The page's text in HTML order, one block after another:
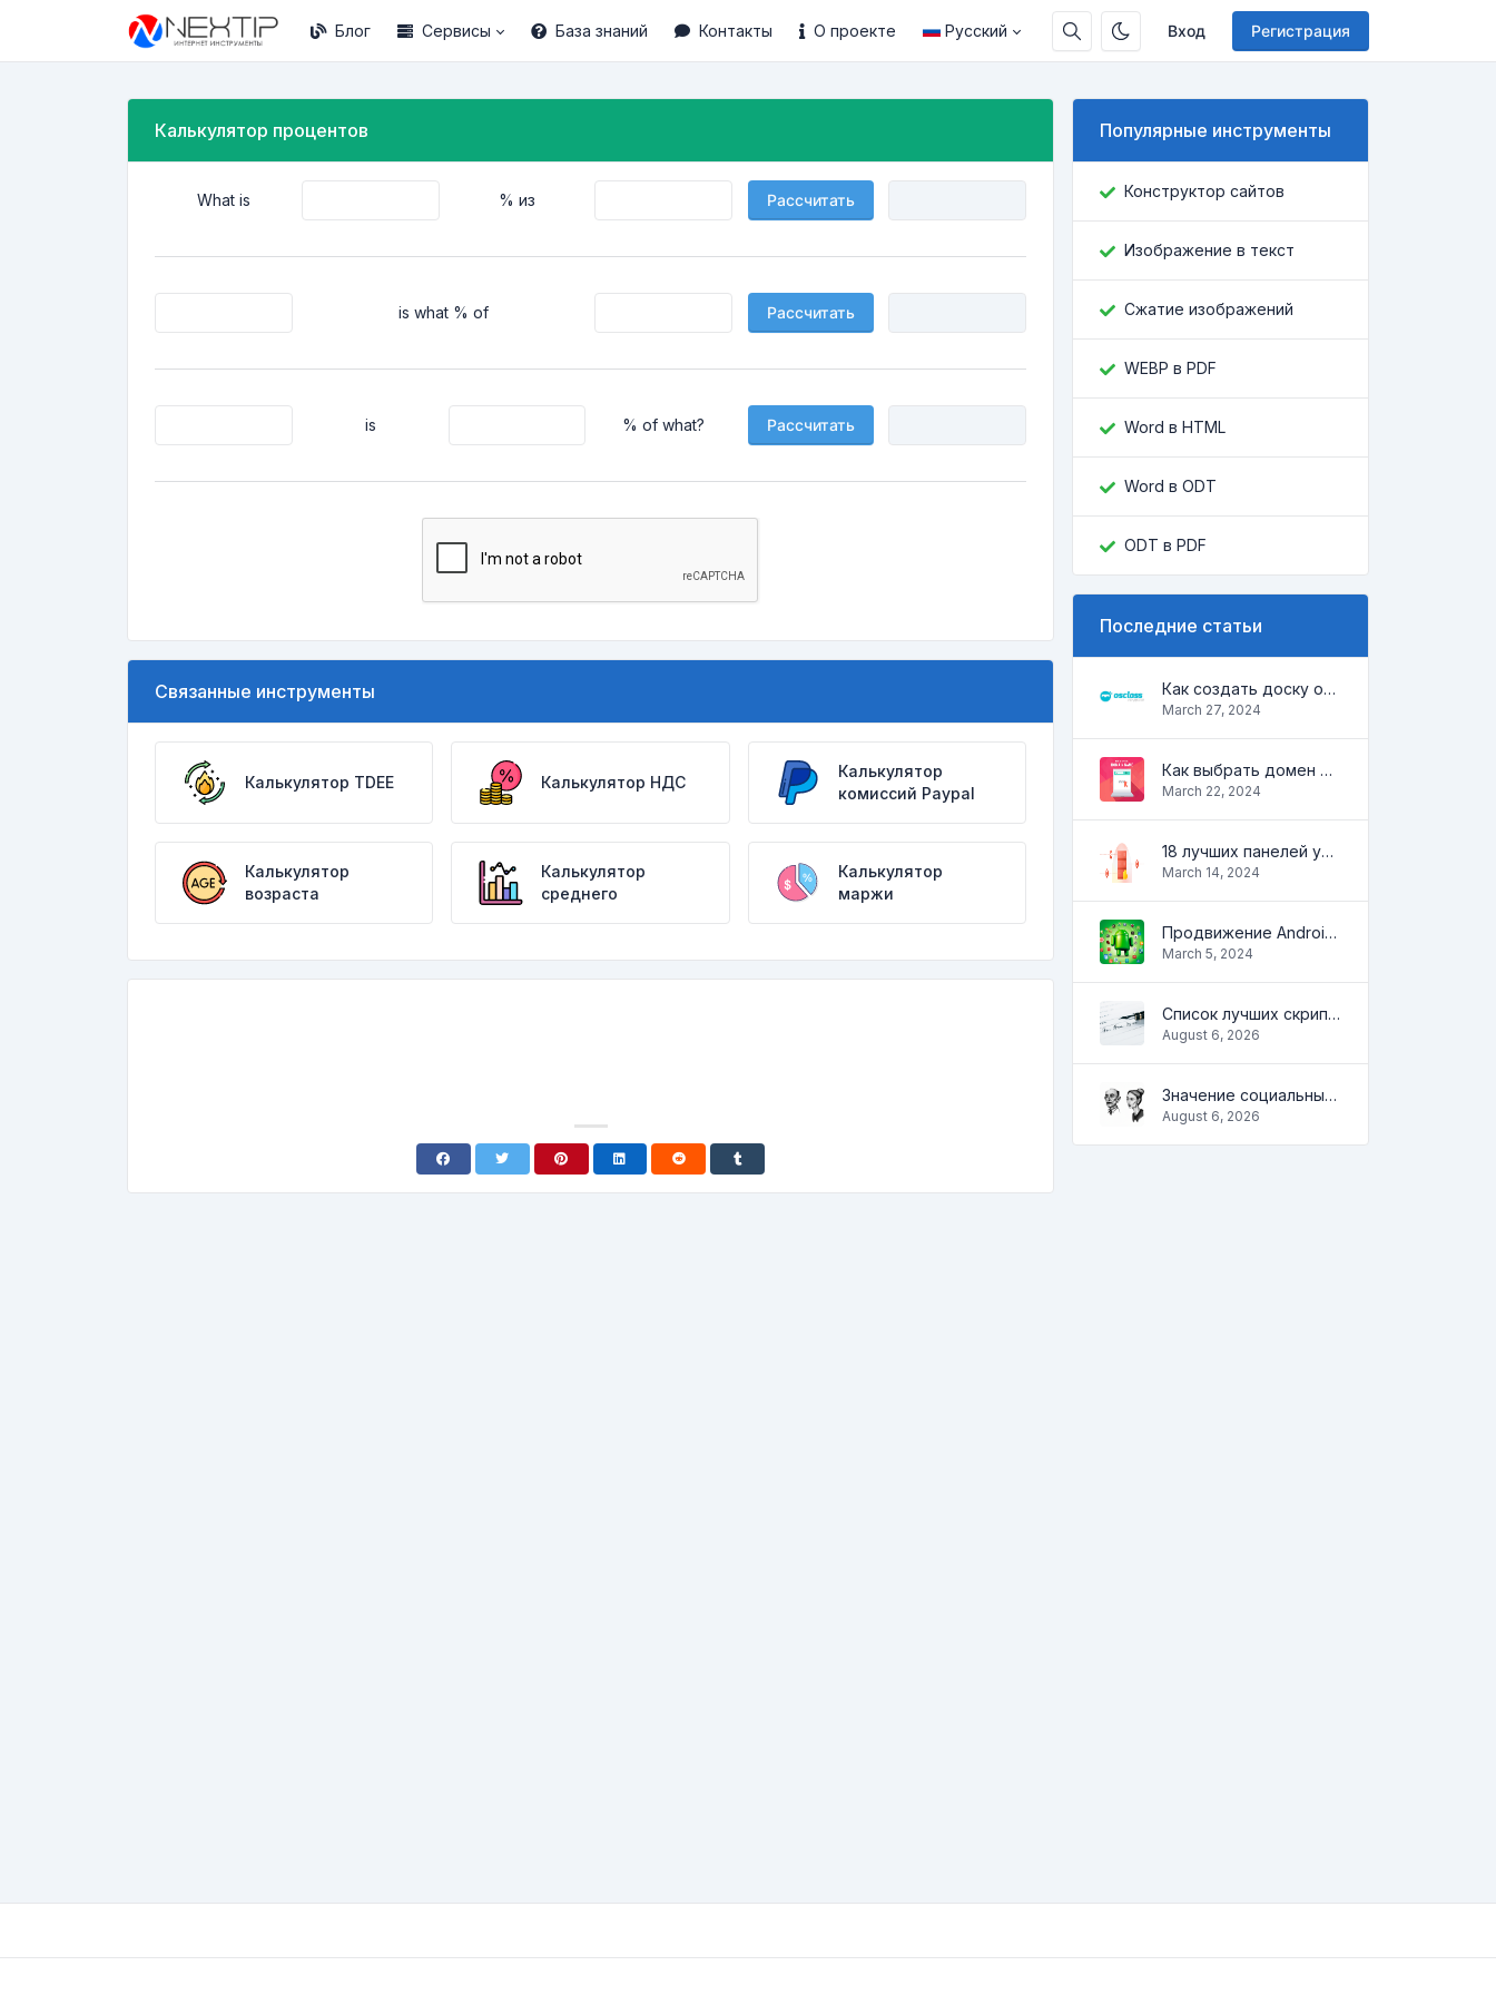
Вход Регистрация
Блог Сервисы База знаний Контакты О проекте Русский
Калькулятор процентов
What is % из Рассчитать
is what % of Рассчитать
is % of what? Рассчитать
Связанные инструменты
Калькулятор TDEE Калькулятор НДС
Калькулятор
комиссий Paypal
Калькулятор
возраста
Калькулятор
среднего
Калькулятор
маржи
Популярные инструменты
Конструктор сайтов
Изображение в текст
Сжатие изображений
WEBP в PDF
Word в HTML
Word в ODT
ODT в PDF
Последние статьи
Как создать доску объявлений на Osclass
March 27, 2024
Как выбрать домен для вашего сайта
March 22, 2024
18 лучших панелей управления для управления VPS
March 14, 2024
Продвижение Android-приложений в Google Play Market: эффективные инструменты и стратегии
March 5, 2024
Список лучших скриптов для разработки сайтов
August 6, 2026
Значение социальных сетей в жизни человека
August 6, 2026